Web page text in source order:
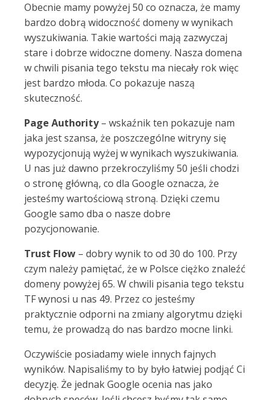
Obecnie mamy powyżej 50 co oznacza, że mamy
bardzo dobrą widoczność domeny w wynikach
wyszukiwania. Takie wartości mają zazwyczaj
stare i dobrze widoczne domeny. Nasza domena
w chwili pisania tego tekstu ma niecały rok więc
jest bardzo młoda. Co pokazuje naszą
skuteczność.
Page Authority– wskaźnik ten pokazuje nam
jaka jest szansa, że poszczególne witryny się
wypozycjonują wyżej w wynikach wyszukiwania.
U nas już dawno przekroczyliśmy 50 jeśli chodzi
o stronę główną, co dla Google oznacza, że
jesteśmy wartościową stroną. Dzięki czemu
Google samo dba o nasze dobre
pozycjonowanie.
Trust Flow – dobry wynik to od 30 do 100. Przy
czym należy pamiętać, że w Polsce ciężko znaleźć
domeny powyżej 65. W chwili pisania tego tekstu
TF wynosi u nas 49. Przez co jesteśmy
praktycznie odporni na zmiany algorytmu dzięki
temu, że prowadzą do nas bardzo mocne linki.
Oczywiście posiadamy wiele innych fajnych
wyników. Napisaliśmy to by było łatwiej podjąć Ci
decyzję. Że jednak Google ocenia nas jako